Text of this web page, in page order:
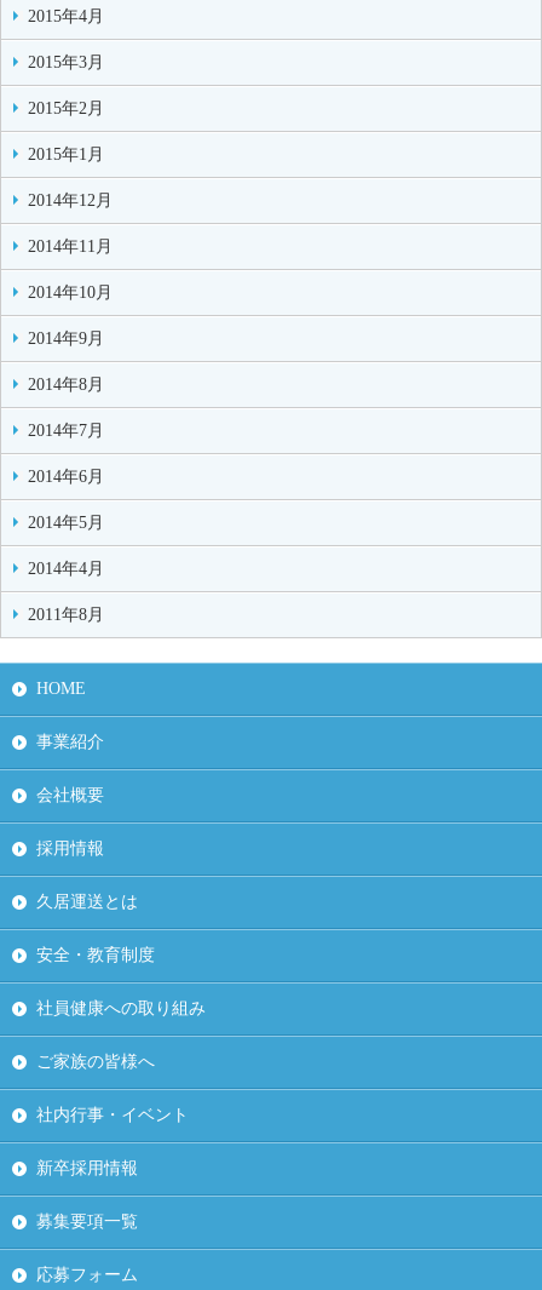
2015年4月
2015年3月
2015年2月
2015年1月
2014年12月
2014年11月
2014年10月
2014年9月
2014年8月
2014年7月
2014年6月
2014年5月
2014年4月
2011年8月
HOME
事業紹介
会社概要
採用情報
久居運送とは
安全・教育制度
社員健康への取り組み
ご家族の皆様へ
社内行事・イベント
新卒採用情報
募集要項一覧
応募フォーム